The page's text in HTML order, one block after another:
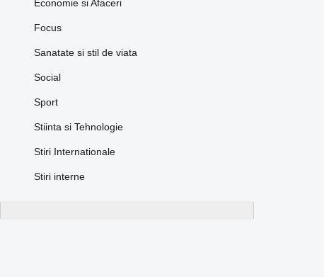
Economie si Afaceri
Focus
Sanatate si stil de viata
Social
Sport
Stiinta si Tehnologie
Stiri Internationale
Stiri interne